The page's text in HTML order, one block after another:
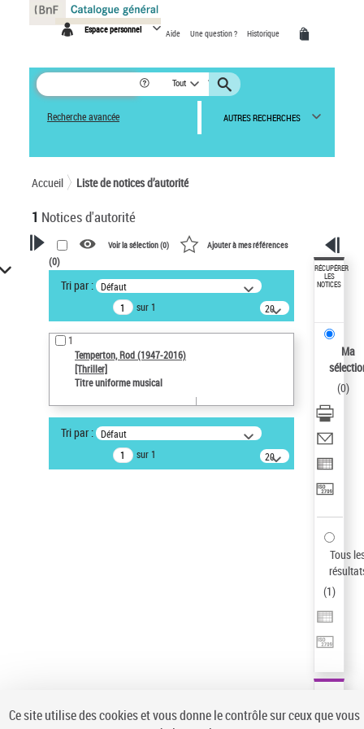
Espace personnel Aide Une question ? Historique
Tout
Recherche avancée AUTRES RECHERCHES
Accueil Liste de notices d’autorité
1 Notices d'autorité
VOTRE RECHERCHE
Recherche avancée dans les
notices d’autorité
Œuvres liées à l'auteur :
Temperton, Rod (1947-2016)
Auteur d’œuvre
Statut de la notice d’autorité
Notice élémentaire
Pays
Pays
Voir la sélection (0) Ajouter à mes références
(0)
Tri par : Défaut
sur 1
20
résultats/page
1
Temperton, Rod (1947-2016)
[Thriller]
Titre uniforme musical
Tri par : Défaut
sur 1
20
résultats/page
RÉCUPÉRER
LES
NOTICES
Ma
(0)
Tous
(1)
Panneau de gestion des cookies
Ce site utilise des cookies et vous donne le contrôle sur ceux que vous